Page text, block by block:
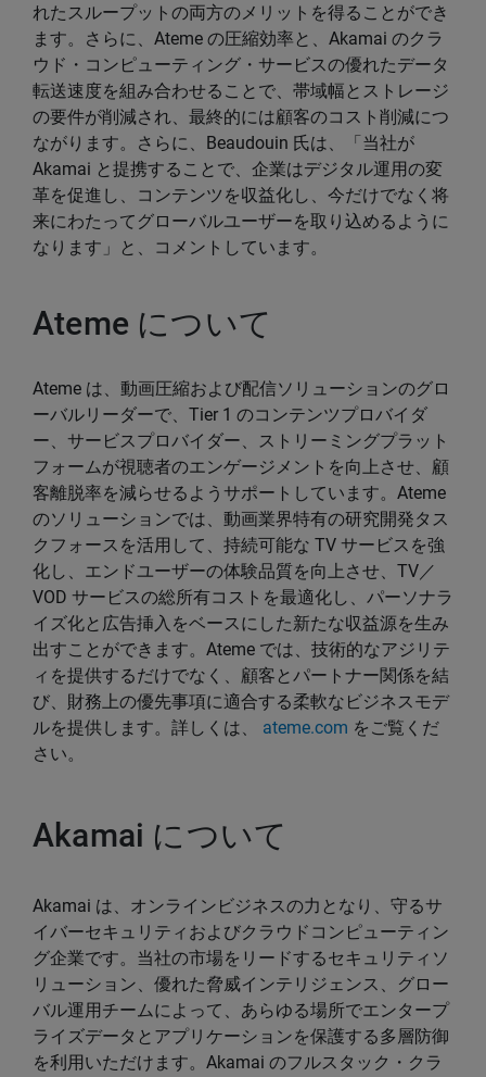
れたスループットの両方のメリットを得ることができ
ます。さらに、Ateme の圧縮効率と、Akamai のクラ
ウド・コンピューティング・サービスの優れたデータ
転送速度を組み合わせることで、帯域幅とストレージ
の要件が削減され、最終的には顧客のコスト削減につ
ながります。さらに、Beaudouin 氏は、「当社が
Akamai と提携することで、企業はデジタル運用の変
革を促進し、コンテンツを収益化し、今だけでなく将
来にわたってグローバルユーザーを取り込めるように
なります」と、コメントしています。
Ateme について
Ateme は、動画圧縮および配信ソリューションのグロ
ーバルリーダーで、Tier 1 のコンテンツプロバイダ
ー、サービスプロバイダー、ストリーミングプラット
フォームが視聴者のエンゲージメントを向上させ、顧
客離脱率を減らせるようサポートしています。Ateme
のソリューションでは、動画業界特有の研究開発タス
クフォースを活用して、持続可能な TV サービスを強
化し、エンドユーザーの体験品質を向上させ、TV／
VOD サービスの総所有コストを最適化し、パーソナラ
イズ化と広告挿入をベースにした新たな収益源を生み
出すことができます。Ateme では、技術的なアジリテ
ィを提供するだけでなく、顧客とパートナー関係を結
び、財務上の優先事項に適合する柔軟なビジネスモデ
ルを提供します。詳しくは、 ateme.com をご覧くだ
さい。
Akamai について
Akamai は、オンラインビジネスの力となり、守るサ
イバーセキュリティおよびクラウドコンピューティン
グ企業です。当社の市場をリードするセキュリティソ
リューション、優れた脅威インテリジェンス、グロー
バル運用チームによって、あらゆる場所でエンタープ
ライズデータとアプリケーションを保護する多層防御
を利用いただけます。Akamai のフルスタック・クラ